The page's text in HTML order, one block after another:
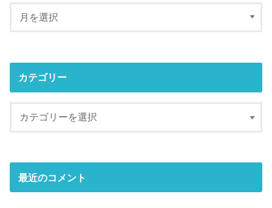
カテゴリー
最近のコメント